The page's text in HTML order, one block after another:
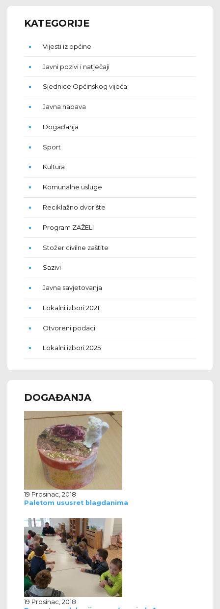
KATEGORIJE
Vijesti iz općine
Javni pozivi i natječaji
Sjednice Općinskog vijeća
Javna nabava
Događanja
Sport
Kultura
Komunalne usluge
Reciklažno dvorište
Program ZAŽELI
Stožer civilne zaštite
Sazivi
Javna savjetovanja
Lokalni izbori 2021
Otvoreni podaci
Lokalni izbori 2025
DOGAĐANJA
19 Prosinac, 2018
Paletom ususret blagdanima
19 Prosinac, 2018